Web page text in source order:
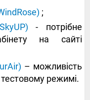
;
- потрібне
на сайті
– можливість
тестовому режимі.